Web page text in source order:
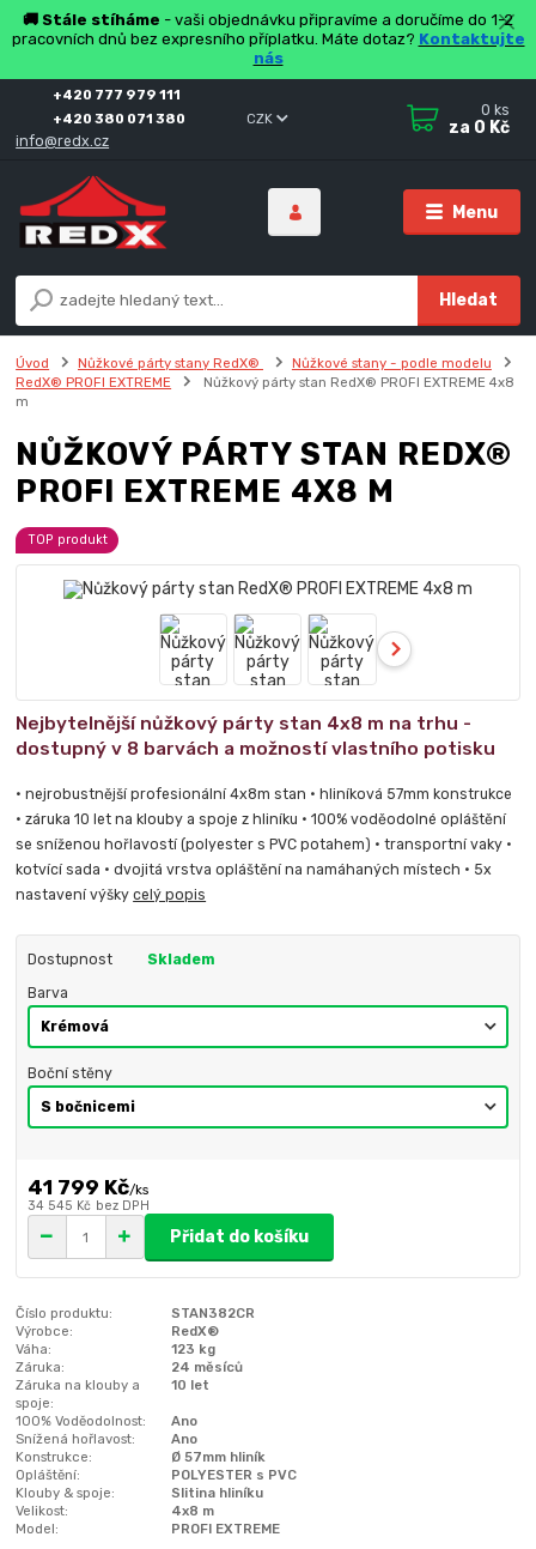
🚚 Stále stíháme - vaši objednávku připravíme a doručíme do 1-2
pracovních dnů bez expresního příplatku. Máte dotaz? Kontaktujte
nás
Menu
CZK
Hledat
+420 777 979 111
+420 380 071 380
info@redx.cz
0 ks
za 0 Kč
Úvod Nůžkové párty stany RedX®
Nůžkové stany - podle modelu
RedX® PROFI EXTREME
Nůžkový párty stan RedX® PROFI EXTREME 4x8
m
NŮŽKOVÝ PÁRTY STAN REDX®
PROFI EXTREME 4X8 M
TOP produkt
Nejbytelnější nůžkový párty stan 4x8 m na trhu -
dostupný v 8 barvách a možností vlastního potisku
• nejrobustnější profesionální 4x8m stan • hliníková 57mm konstrukce
• záruka 10 let na klouby a spoje z hliníku • 100% voděodolné opláštění
se sníženou hořlavostí (polyester s PVC potahem) • transportní vaky •
kotvící sada • dvojitá vrstva opláštění na namáhaných místech • 5x
nastavení výškycelý popis
Dostupnost Skladem
Barva
Boční stěny
41 799 Kč/ks
34 545 Kč bez DPH
Přidat do košíku
Číslo produktu:
STAN382CR
Výrobce:
RedX®
Váha:
123 kg
Záruka:
24 měsíců
Záruka na klouby a
spoje:
10 let
100% Voděodolnost:
Ano
Snížená hořlavost:
Ano
Konstrukce:
Ø 57mm hliník
Opláštění:
POLYESTER s PVC
Klouby & spoje:
Slitina hliníku
Velikost:
4x8 m
Model:
PROFI EXTREME